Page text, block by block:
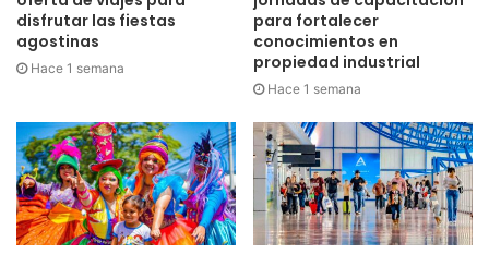
disfrutar las fiestas
agostinas
Hace 1 semana
para fortalecer
conocimientos en
propiedad industrial
Hace 1 semana